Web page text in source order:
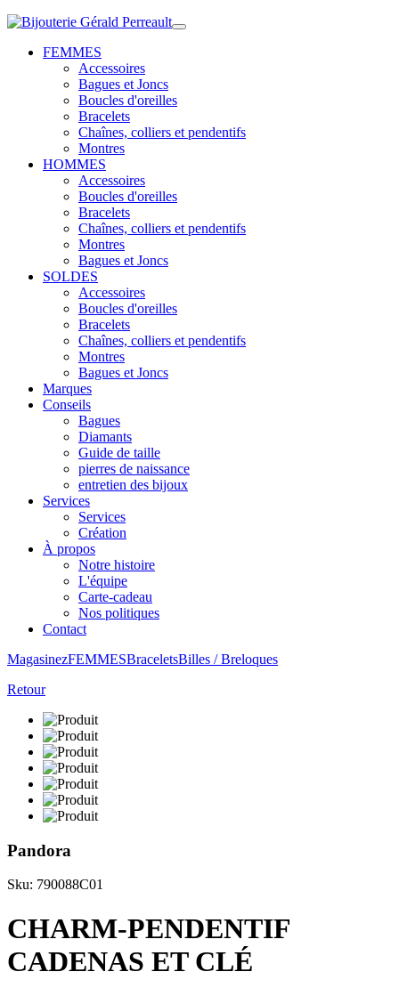
FEMMES
Accessoires
Bagues et Joncs
Boucles d'oreilles
Bracelets
Chaînes, colliers et pendentifs
Montres
HOMMES
Accessoires
Boucles d'oreilles
Bracelets
Chaînes, colliers et pendentifs
Montres
Bagues et Joncs
SOLDES
Accessoires
Boucles d'oreilles
Bracelets
Chaînes, colliers et pendentifs
Montres
Bagues et Joncs
Marques
Conseils
Bagues
Diamants
Guide de taille
pierres de naissance
entretien des bijoux
Services
Services
Création
À propos
Notre histoire
L'équipe
Carte-cadeau
Nos politiques
Contact
MagasinezFEMMESBraceletsBilles / Breloques
Retour
Pandora
Sku: 790088C01
CHARM-PENDENTIF
CADENAS ET CLÉ